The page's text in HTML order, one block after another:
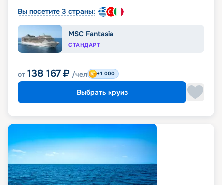
Вы посетите 3 страны:
MSC Fantasia
СТАНДАРТ
от 138 167 ₽ /чел +1 000
Выбрать круиз